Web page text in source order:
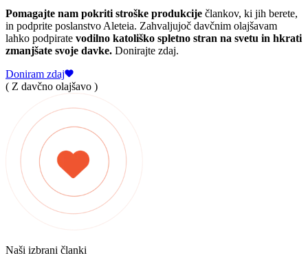
Pomagajte nam pokriti stroške produkcije člankov, ki jih berete,
in podprite poslanstvo Aleteia. Zahvaljujoč davčnim olajšavam
lahko podpirate vodilno katoliško spletno stran na svetu in hkrati
zmanjšate svoje davke. Donirajte zdaj.
Doniram zdaj
( Z davčno olajšavo )
Naši izbrani članki